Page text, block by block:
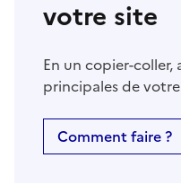
votre site
En un copier-
principales de
Comment faire ?